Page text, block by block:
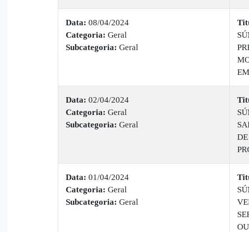
Data: 08/04/2024
Categoria: Geral
Subcategoria: Geral
Data: 02/04/2024
Categoria: Geral
Subcategoria: Geral
Data: 01/04/2024
Categoria: Geral
Subcategoria: Geral